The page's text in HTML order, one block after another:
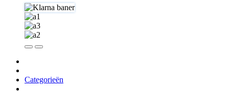
Categorieën